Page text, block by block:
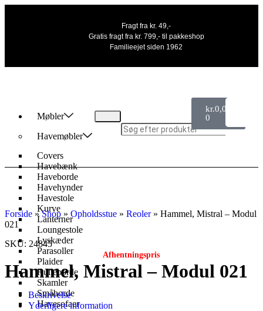
Fragt fra kr. 49,-
Gratis fragt fra kr. 799,- til pakkeshop
Familieejet siden 1962
Møbler
Havemøbler
Covers
Havebænk
Haveborde
Havehynder
Havestole
Kurve
Lanterner
Loungestole
Lyskæder
Parasoller
Plaider
Rulleborde
Skamler
Småborde
Havesofaer
kr.0,00
0
Forside »Shop » Opholdsstue » Reoler» Hammel, Mistral – Modul
021
SKU: 24845
Afhentningspris
Hammel, Mistral – Modul 021
Beskrivelse
Yderligere information